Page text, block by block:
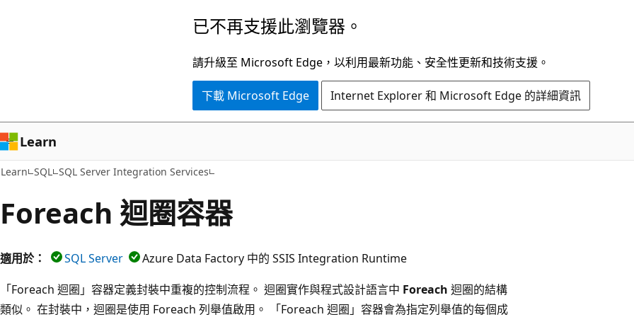
容
已不再支援此瀏覽器。
請升級至 Microsoft Edge，以利用最新功能、安全性更新和技術支援。
下載 Microsoft Edge Internet Explorer 和 Microsoft Edge 的詳細資訊
Learn
Learn SQL SQL Server Integration Services
Foreach 迴圈容器
適用於： SQL Server
Azure Data Factory 中的 SSIS Integration Runtime
「Foreach 迴圈」容器定義封裝中重複的控制流程。 迴圈實作與程式設計語言中 Foreach 迴圈的結構
類似。 在封裝中，迴圈是使用 Foreach 列舉值啟用。 「Foreach 迴圈」容器會為指定列舉值的每個成